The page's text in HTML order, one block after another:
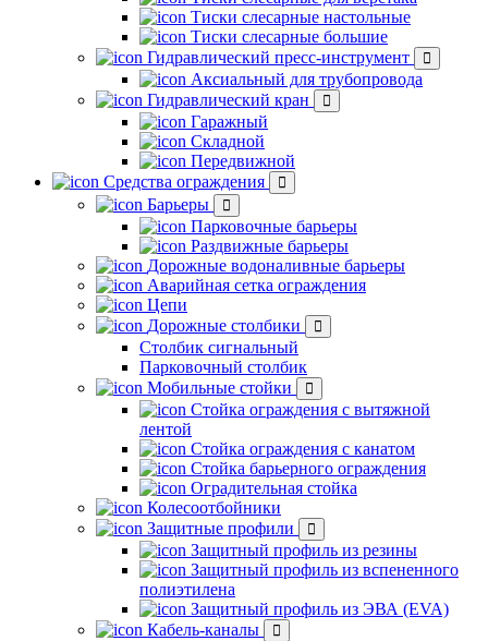
Тиски слесарные настольные
Тиски слесарные большие
Гидравлический пресс-инструмент
Аксиальный для трубопровода
Гидравлический кран
Гаражный
Складной
Передвижной
Средства ограждения
Барьеры
Парковочные барьеры
Раздвижные барьеры
Дорожные водоналивные барьеры
Аварийная сетка ограждения
Цепи
Дорожные столбики
Столбик сигнальный
Парковочный столбик
Мобильные стойки
Стойка ограждения с вытяжной
лентой
Стойка ограждения с канатом
Стойка барьерного ограждения
Оградительная стойка
Колесоотбойники
Защитные профили
Защитный профиль из резины
Защитный профиль из вспененного
полиэтилена
Защитный профиль из ЭВА (EVA)
Кабель-каналы